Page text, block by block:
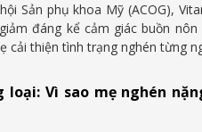
Sản phụ khoa Mỹ (ACOG),
đáng kể cảm giác buồn
cải thiện tình trạng nghén từng
loại: Vì sao mẹ nghén